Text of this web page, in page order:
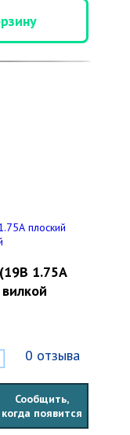
1.75А
0 отзыва
Сообщить,
когда появится